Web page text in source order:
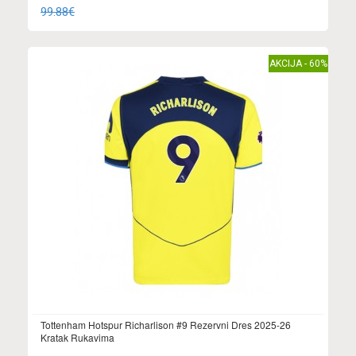
99.88€
AKCIJA - 60%
Tottenham Hotspur Richarlison #9 Rezervni Dres 2025-26
Kratak Rukavima